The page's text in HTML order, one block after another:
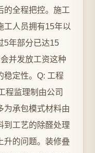
的全程把控。施工
工人员拥有15年以
5年部分已达15
并发放工资这种
稳定性。Q: 工程
程监理制由公司
为承包模式材料由
到工艺的除醛处理
升的问题。装修叠